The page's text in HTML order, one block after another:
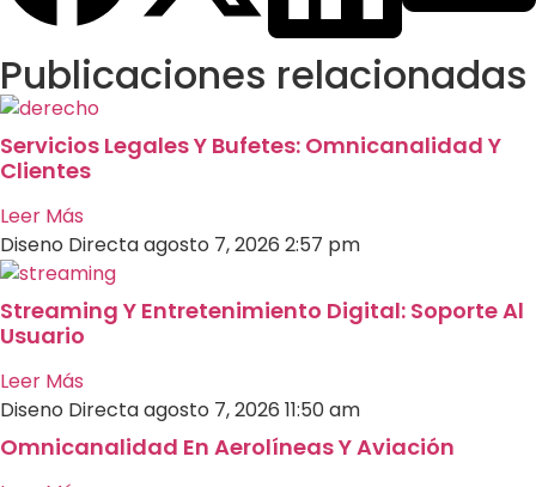
Publicaciones relacionadas
Servicios Legales Y Bufetes: Omnicanalidad Y
Clientes
Leer Más
Diseno Directaagosto 7, 2026 2:57 pm
Streaming Y Entretenimiento Digital: Soporte Al
Usuario
Leer Más
Diseno Directaagosto 7, 2026 11:50 am
Omnicanalidad En Aerolíneas Y Aviación